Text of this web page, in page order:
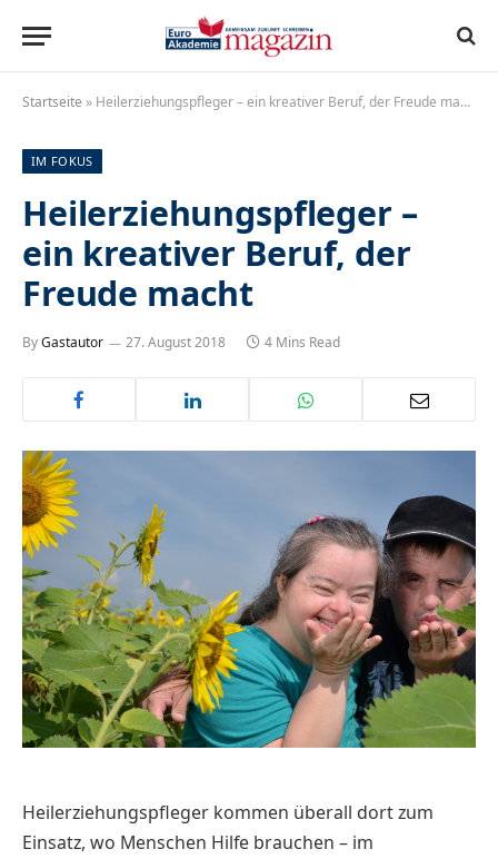
Startseite » Heilerziehungspfleger – ein kreativer Beruf, der Freude macht
IM FOKUS
Heilerziehungspfleger –
ein kreativer Beruf, der
Freude macht
ByGastautor 27. August 2018 4 Mins Read
Heilerziehungspfleger kommen überall dort zum
Einsatz, wo Menschen Hilfe brauchen – im